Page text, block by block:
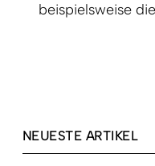
beispielsweise
NEUESTE ARTIKEL